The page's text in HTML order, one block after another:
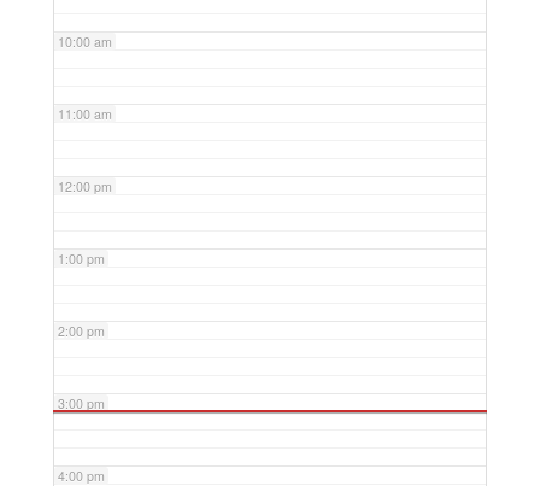
10:00 am
11:00 am
12:00 pm
1:00 pm
2:00 pm
3:00 pm
4:00 pm